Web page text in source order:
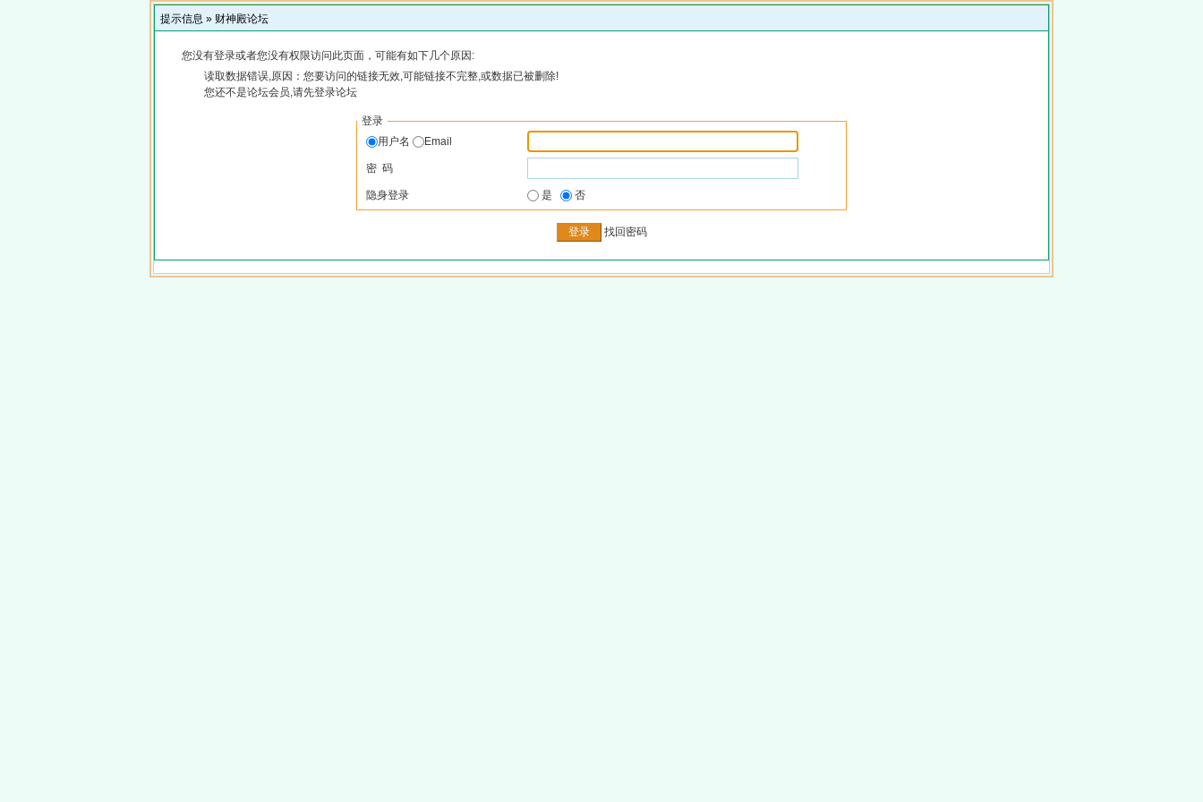
提示信息 » 财神殿论坛
您没有登录或者您没有权限访问此页面，可能有如下几个原因:
读取数据错误,原因：您要访问的链接无效,可能链接不完整,或数据已被删除!
您还不是论坛会员,请先登录论坛
登录
用户名
Email
密 码
隐身登录 是 否
找回密码